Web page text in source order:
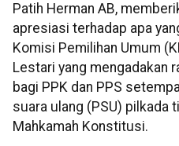
Patih Herman AB,
apresiasi terhadap apa
Komisi Pemilihan Umum
Lestari yang mengadakan
bagi PPK dan PPS
suara ulang (PSU) pilkada
Mahkamah Konstitusi.